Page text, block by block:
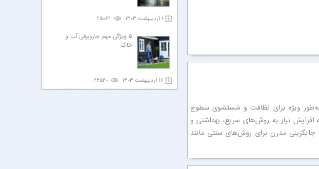
به‌طور ویژه برای نظافت و شستشوی سطوح
نیاز به روش‌های سریع، بهداشتی و
جایگزینی مدرن برای روش‌های سنتی مانند
۱ اردیبهشت ۱۴۰۳
۵ ویژگی مهم جاروبرقی آب و
خاک
۱۶ اردیبهشت ۱۴۰۳ ۲۴۵۲۰